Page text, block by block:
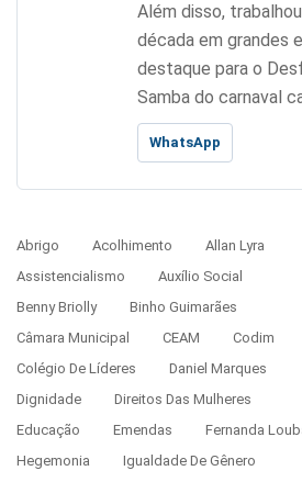
Além disso,
década em grandes
destaque para o
Samba do carnaval
WhatsApp
Abrigo Acolhimento
Allan Lyra
Assistencialismo
Auxílio Social
Benny Briolly
Binho Guimarães
Câmara Municipal
CEAM
Codim
Colégio De Líderes
Daniel Marques
Dignidade
Direitos Das Mulheres
Educação
Emendas
Fernanda
Hegemonia
Igualdade De Gênero